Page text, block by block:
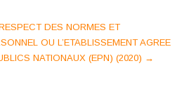
DES NORMES ET
OU L’ETABLISSEMENT AGREE
NATIONAUX (EPN) (2020) →